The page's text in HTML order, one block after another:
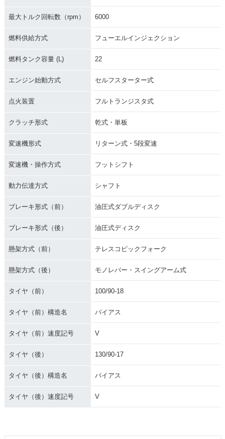
最大トルク回転数（rpm） 6000
燃料供給方式 フューエルインジェクション
燃料タンク容量 (L) 22
エンジン始動方式 セルフスターター式
点火装置 フルトランジスタ式
クラッチ形式 乾式・単板
変速機形式 リターン式・5段変速
変速機・操作方式 フットシフト
動力伝達方式 シャフト
ブレーキ形式（前） 油圧式ダブルディスク
ブレーキ形式（後） 油圧式ディスク
懸架方式（前） テレスコピックフォーク
懸架方式（後） モノレバー・スイングアーム式
タイヤ（前） 100/90-18
タイヤ（前）構造名 バイアス
タイヤ（前）速度記号 V
タイヤ（後） 130/90-17
タイヤ（後）構造名 バイアス
タイヤ（後）速度記号 V